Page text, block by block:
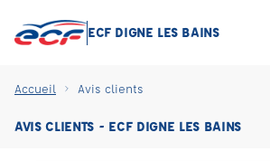
ECF DIGNE LES BAINS
Accueil Avis clients
AVIS CLIENTS - ECF DIGNE LES BAINS